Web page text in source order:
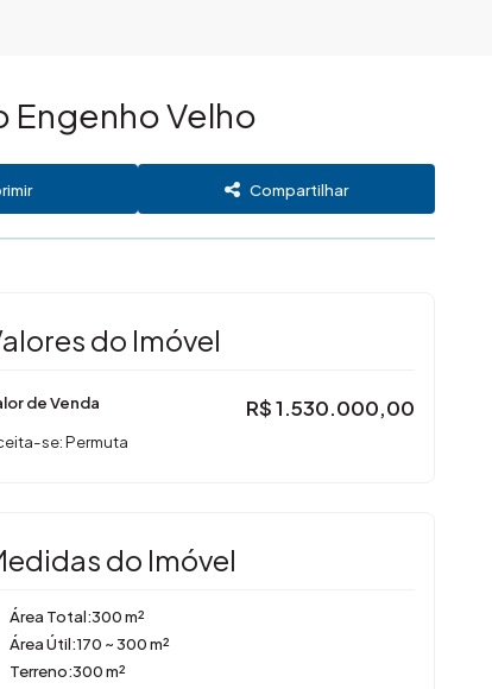
Engenho Velho
Compartilhar
do Imóvel
R$1.530.000,00
de Venda
se: Permuta
do Imóvel
Área Total:300 m²
Área Útil:170 ~ 300 m²
Terreno:300 m²